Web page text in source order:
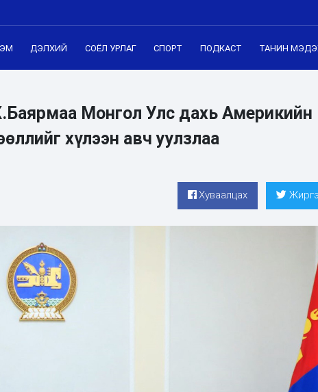
ДЭЛХИЙ СОЁЛ УРЛАГ СПОРТ ПОДКАСТ ТАНИН
Монгол Улс дахь Америкийн
хүлээн авч уулзлаа
Хуваалцах